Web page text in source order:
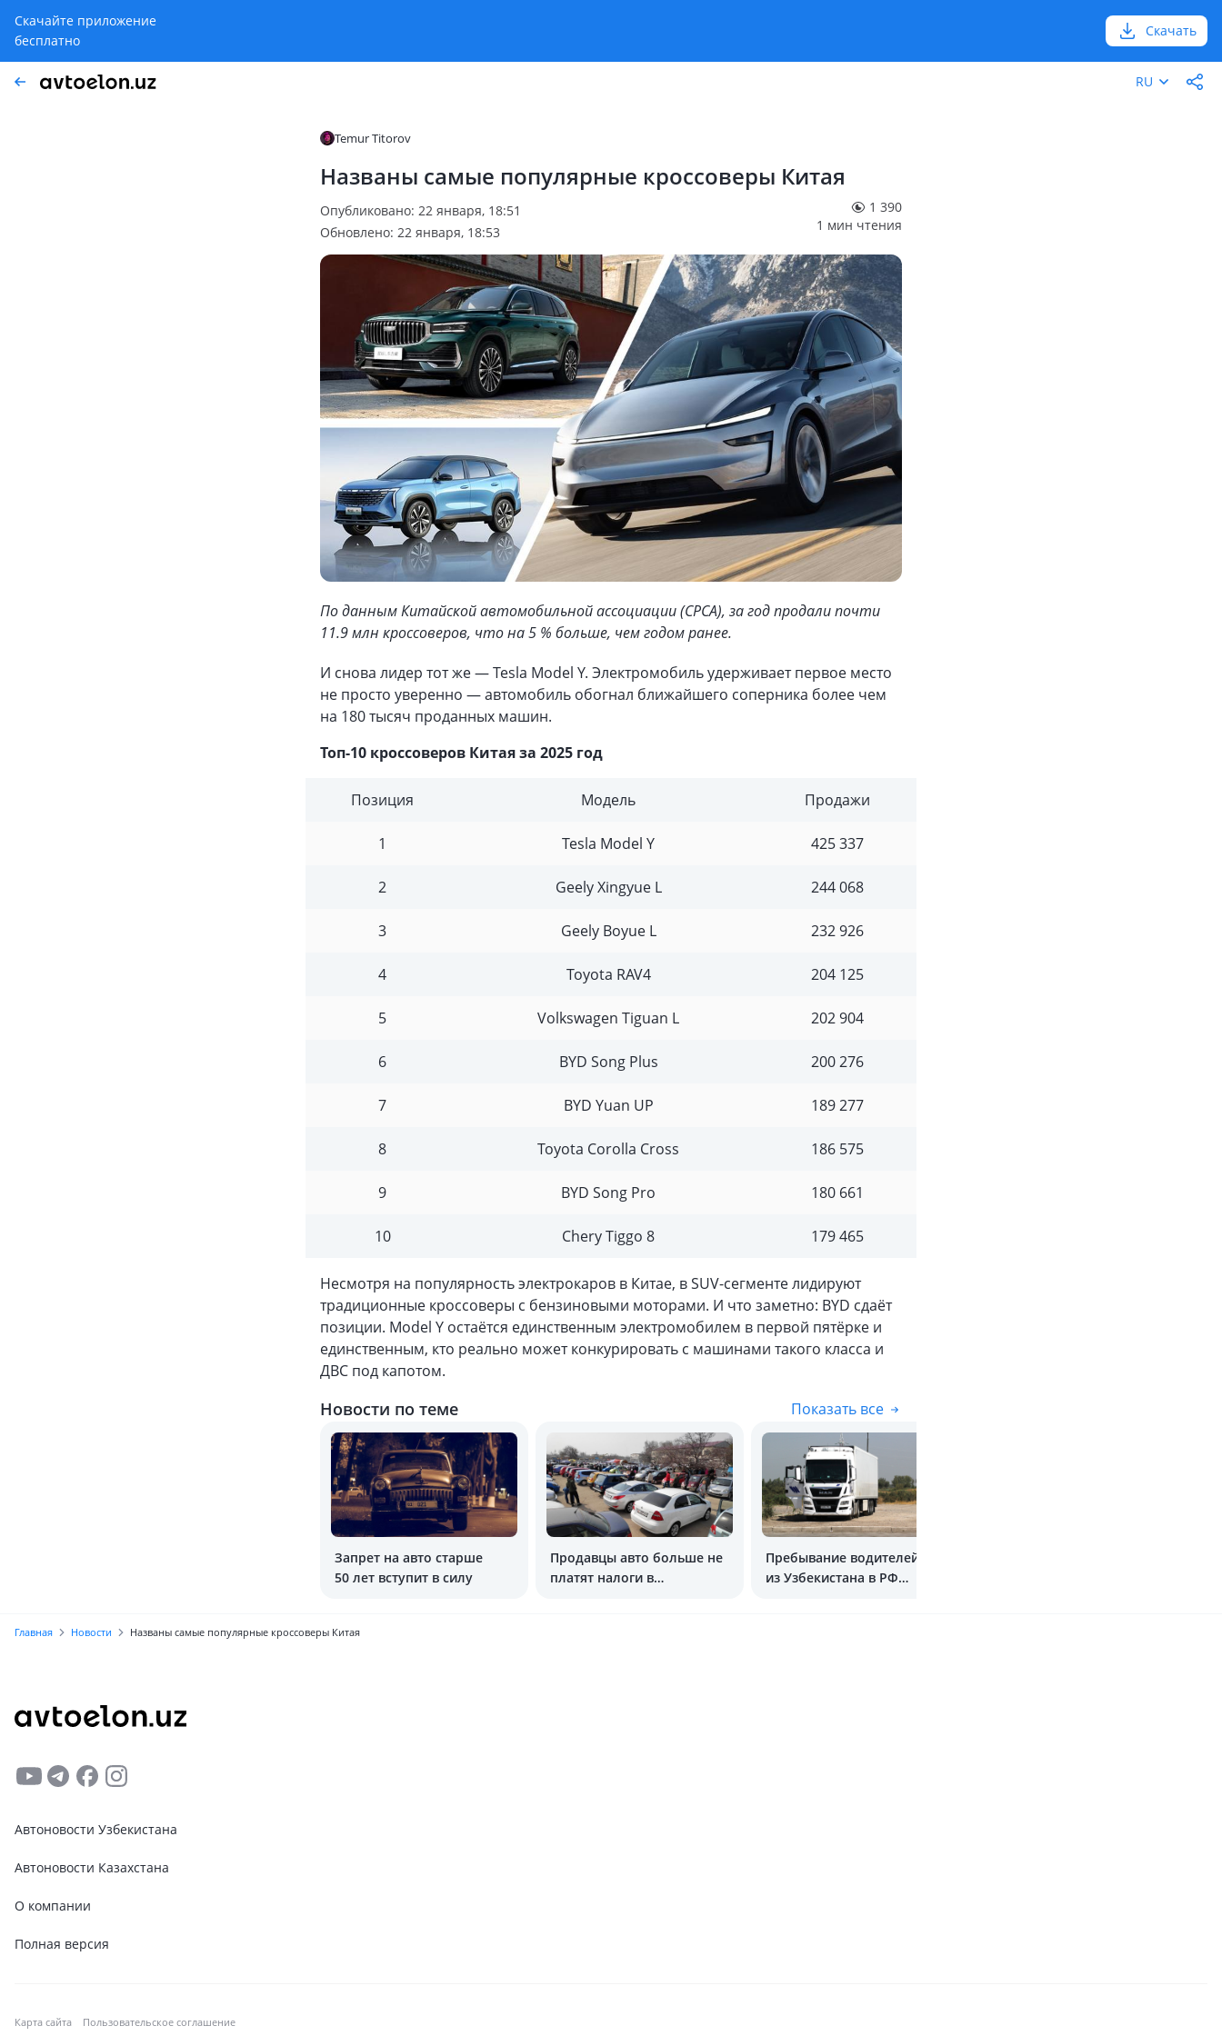
Скачайте приложение
бесплатно
Скачать
RU
Temur Titorov
Названы самые популярные кроссоверы Китая
Опубликовано: 22 января, 18:51
Обновлено: 22 января, 18:53
1 390
1 мин чтения
По данным Китайской автомобильной ассоциации (CPCA), за год продали почти
11.9 млн кроссоверов, что на 5 % больше, чем годом ранее.
И снова лидер тот же — Tesla Model Y. Электромобиль удерживает первое место
не просто уверенно — автомобиль обогнал ближайшего соперника более чем
на 180 тысяч проданных машин.
Топ-10 кроссоверов Китая за 2025 год
Позиция Модель Продажи
1 Tesla Model Y 425 337
2 Geely Xingyue L 244 068
3 Geely Boyue L 232 926
4 Toyota RAV4 204 125
5 Volkswagen Tiguan L 202 904
6 BYD Song Plus 200 276
7 BYD Yuan UP 189 277
8 Toyota Corolla Cross 186 575
9 BYD Song Pro 180 661
10 Chery Tiggo 8 179 465
Несмотря на популярность электрокаров в Китае, в SUV-сегменте лидируют
традиционные кроссоверы с бензиновыми моторами. И что заметно: BYD сдаёт
позиции. Model Y остаётся единственным электромобилем в первой пятёрке и
единственным, кто реально может конкурировать с машинами такого класса и
ДВС под капотом.
Новости по теме Показать все
Запрет на авто старше
50 лет вступит в силу
Продавцы авто больше не
платят налоги в
Пребывание водителей
из Узбекистана в РФ
Главная Новости Названы самые популярные кроссоверы Китая
Автоновости Узбекистана
Автоновости Казахстана
О компании
Полная версия
Карта сайта Пользовательское соглашение